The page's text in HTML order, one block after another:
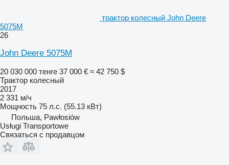
трактор колесный John Deere
5075M
26
John Deere 5075M
20 030 000 тенге 37 000 € ≈ 42 750 $
Трактор колесный
2017
2 331 м/ч
Мощность 75 л.с. (55.13 кВт)
Польша, Pawłosiów
Usługi Transportowe
Связаться с продавцом